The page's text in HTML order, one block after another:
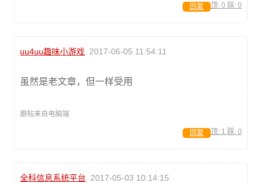
顶: 0 踩: 0
回复
uu4uu趣味小游戏 2017-06-05 11:54:11
虽然是老文章，但一样受用
跟帖来自电脑端
顶: 1 踩: 0
回复
全科信息系统平台 2017-05-03 10:14:15